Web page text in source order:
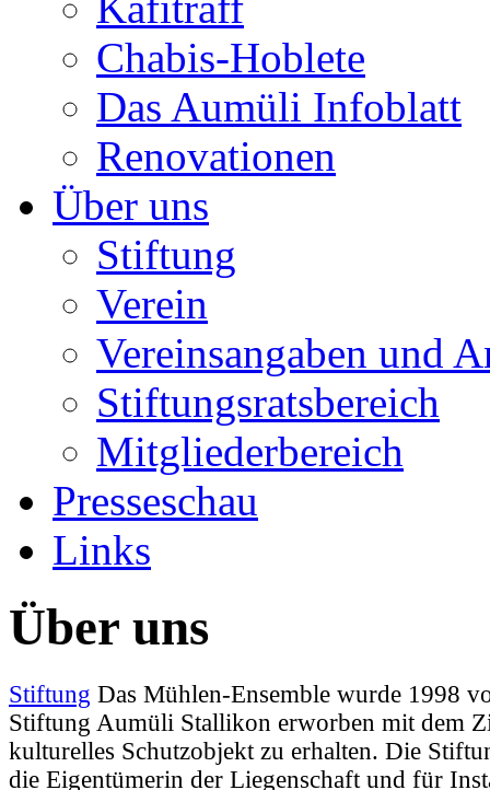
Chabis-Hoblete
Das Aumüli Infoblatt
Renovationen
Über uns
Stiftung
Verein
Vereinsangaben und
Stiftungsratsbereich
Mitgliederbereich
Presseschau
Links
Über uns
Stiftung Das Mühlen-Ensemble wurde 1998
Stiftung Aumüli Stallikon erworben mit dem
kulturelles Schutzobjekt zu erhalten. Die
die Eigentümerin der Liegenschaft und für